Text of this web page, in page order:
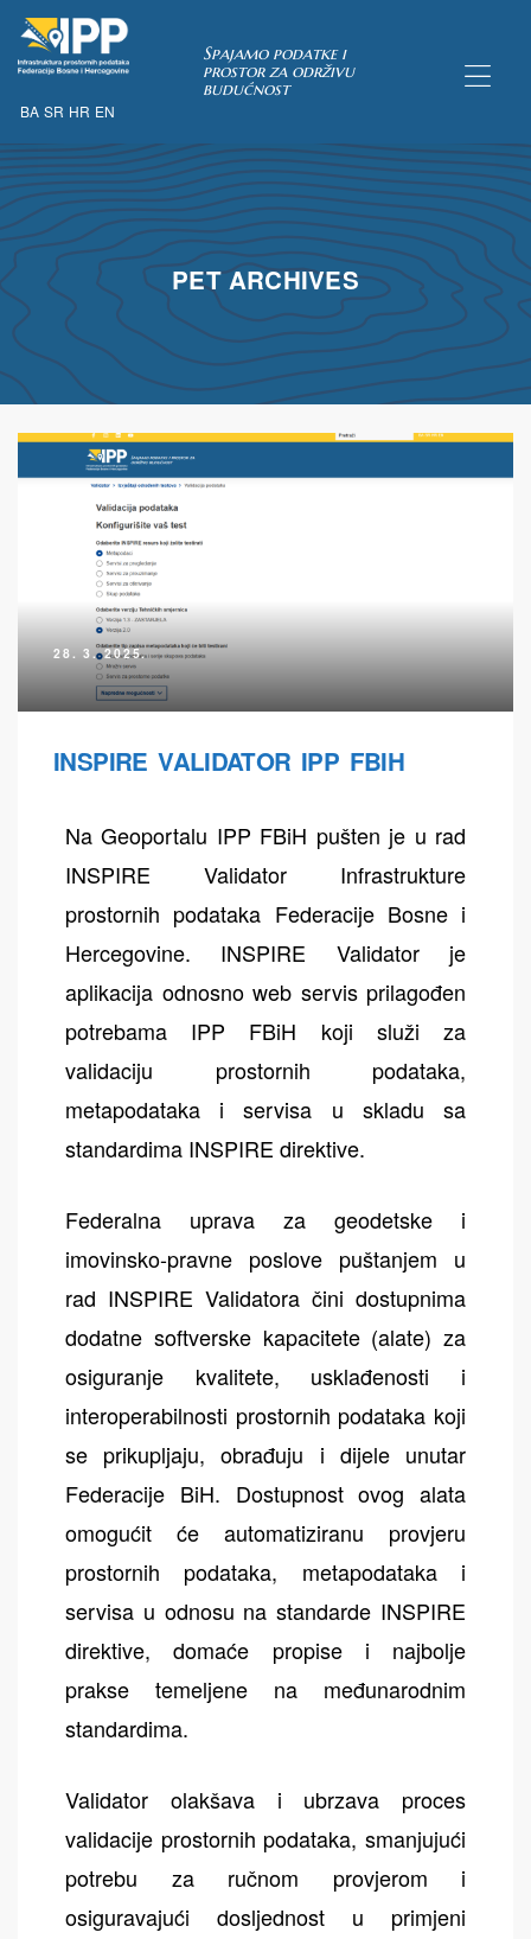
BA SR HR EN
Spajamo podatke i
prostor za održivu
budućnost
PET ARCHIVES
28. 3. 2025.
INSPIRE VALIDATOR IPP FBIH
Na Geoportalu IPP FBiH pušten je u rad
INSPIRE Validator Infrastrukture
prostornih podataka Federacije Bosne i
Hercegovine. INSPIRE Validator je
aplikacija odnosno web servis prilagođen
potrebama IPP FBiH koji služi za
validaciju prostornih podataka,
metapodataka i servisa u skladu sa
standardima INSPIRE direktive.
Federalna uprava za geodetske i
imovinsko-pravne poslove puštanjem u
rad INSPIRE Validatora čini dostupnima
dodatne softverske kapacitete (alate) za
osiguranje kvalitete, usklađenosti i
interoperabilnosti prostornih podataka koji
se prikupljaju, obrađuju i dijele unutar
Federacije BiH. Dostupnost ovog alata
omogućit će automatiziranu provjeru
prostornih podataka, metapodataka i
servisa u odnosu na standarde INSPIRE
direktive, domaće propise i najbolje
prakse temeljene na međunarodnim
standardima.
Validator olakšava i ubrzava proces
validacije prostornih podataka, smanjujući
potrebu za ručnom provjerom i
osiguravajući dosljednost u primjeni
uvjeta